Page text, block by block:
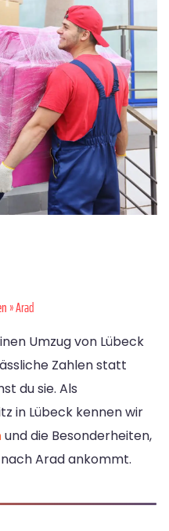
» Arad
Umzug von Lübeck
Zahlen statt
du sie. Als
in Lübeck kennen wir
und die Besonderheiten,
Arad ankommt.